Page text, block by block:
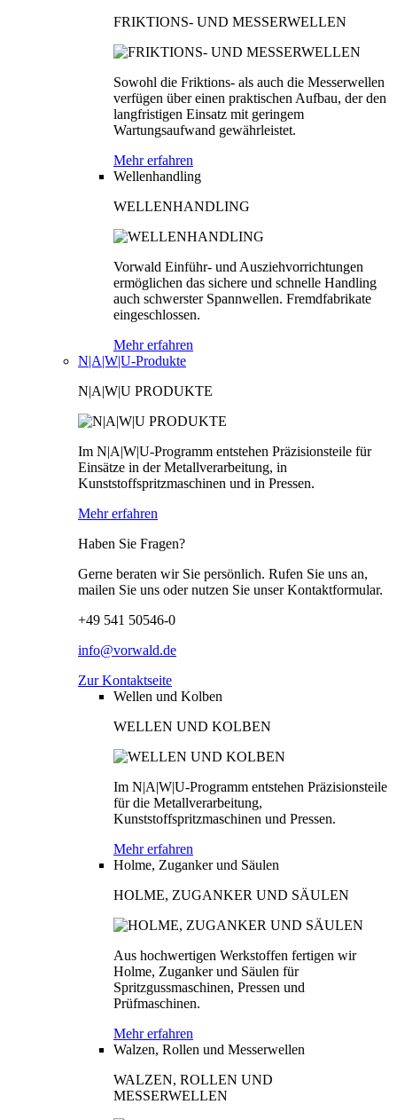
FRIKTIONS- UND MESSERWELLEN
Sowohl die Friktions- als auch die Messerwellen
verfügen über einen praktischen Aufbau, der den
langfristigen Einsatz mit geringem
Wartungsaufwand gewährleistet.
Mehr erfahren
Wellenhandling
WELLENHANDLING
Vorwald Einführ- und Ausziehvorrichtungen
ermöglichen das sichere und schnelle Handling
auch schwerster Spannwellen. Fremdfabrikate
eingeschlossen.
Mehr erfahren
N|A|W|U-Produkte
N|A|W|U PRODUKTE
Im N|A|W|U-Programm entstehen Präzisionsteile für
Einsätze in der Metallverarbeitung, in
Kunststoffspritzmaschinen und in Pressen.
Mehr erfahren
Haben Sie Fragen?
Gerne beraten wir Sie persönlich. Rufen Sie uns an,
mailen Sie uns oder nutzen Sie unser Kontaktformular.
+49 541 50546-0
info@vorwald.de
Zur Kontaktseite
Wellen und Kolben
WELLEN UND KOLBEN
Im N|A|W|U-Programm entstehen Präzisionsteile
für die Metallverarbeitung,
Kunststoffspritzmaschinen und Pressen.
Mehr erfahren
Holme, Zuganker und Säulen
HOLME, ZUGANKER UND SÄULEN
Aus hochwertigen Werkstoffen fertigen wir
Holme, Zuganker und Säulen für
Spritzgussmaschinen, Pressen und
Prüfmaschinen.
Mehr erfahren
Walzen, Rollen und Messerwellen
WALZEN, ROLLEN UND
MESSERWELLEN